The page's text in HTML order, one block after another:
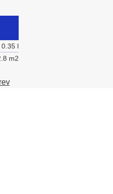
0.35 l
m2